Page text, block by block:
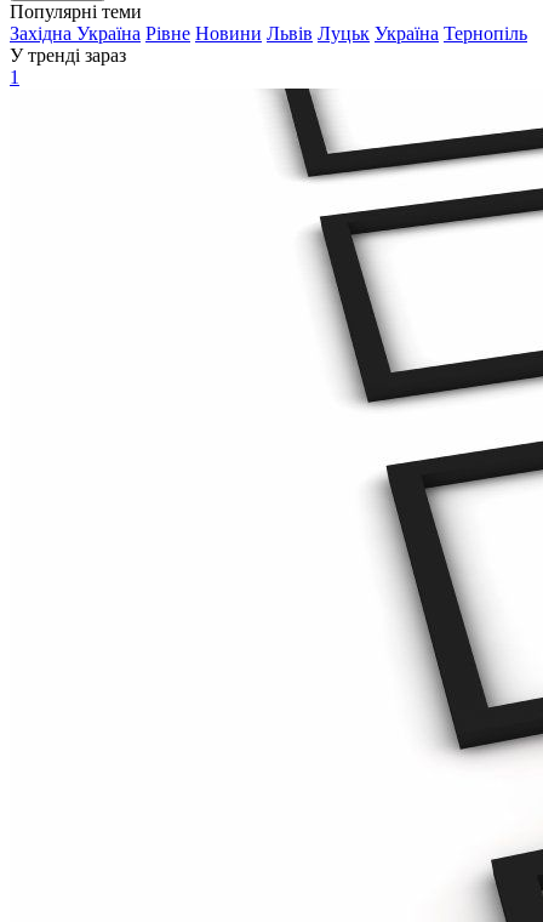
Популярні теми
Західна Україна Рівне Новини Львів Луцьк Україна Тернопіль
У тренді зараз
1